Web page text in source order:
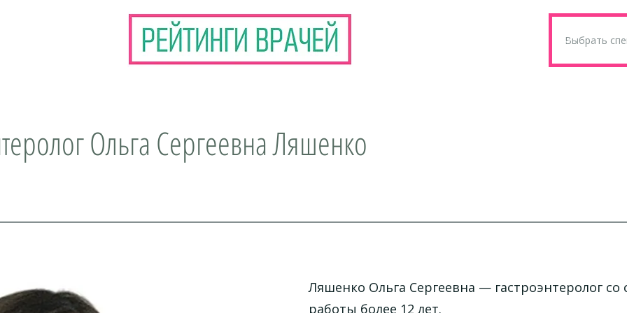
Ольга Сергеевна Ляшенко
Ляшенко Ольга Сергеевна — гастроэнтеролог со
работы более 12 лет.